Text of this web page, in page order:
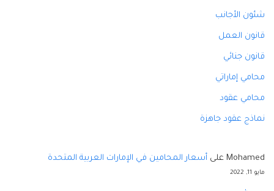
شئون الأجانب
قانون العمل
قانون جنائي
محامي إماراتي
محامي عقود
نماذج عقود جاهزة
Mohamed على أسعار المحامين في الإمارات العربية المتحدة
مايو 11, 2022